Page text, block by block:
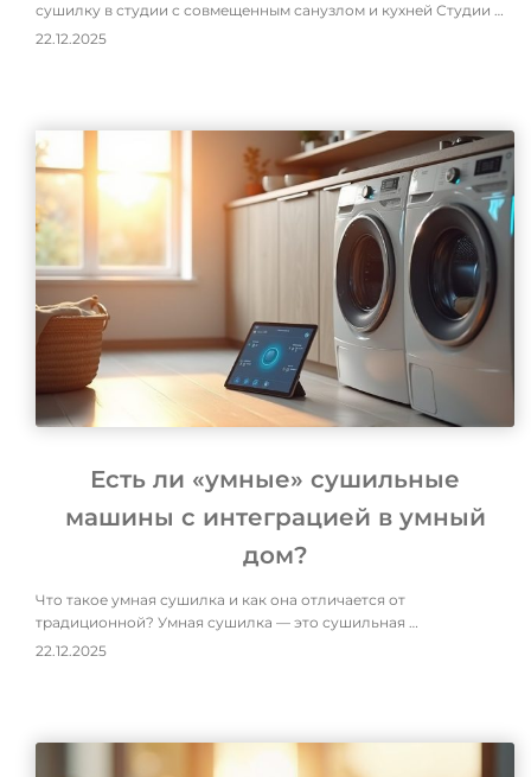
сушилку в студии с совмещенным санузлом и кухней Студии …
22.12.2025
Есть ли «умные» сушильные
машины с интеграцией в умный
дом?
Что такое умная сушилка и как она отличается от
традиционной? Умная сушилка — это сушильная …
22.12.2025